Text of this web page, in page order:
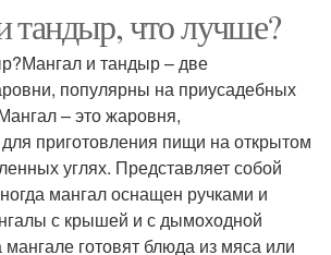
тандыр, что лучше?
и тандыр – две
популярны на приусадебных
– это жаровня,
приготовления пищи на открытом
углях. Представляет собой
мангал оснащен ручками и
с крышей и с дымоходной
готовят блюда из мяса или